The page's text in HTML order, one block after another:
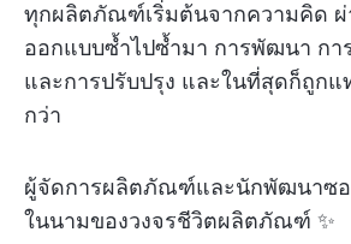
ทุกผลิตภัณฑ์เริ่มต้นจากความคิด ผ่
ออกแบบซ้ำไปซ้ำมา การพัฒนา กา
และการปรับปรุง และในที่สุดก็ถูก
กว่า
ผู้จัดการผลิตภัณฑ์และนักพัฒนาซ
ในนามของวงจรชีวิตผลิตภัณฑ์ ✨